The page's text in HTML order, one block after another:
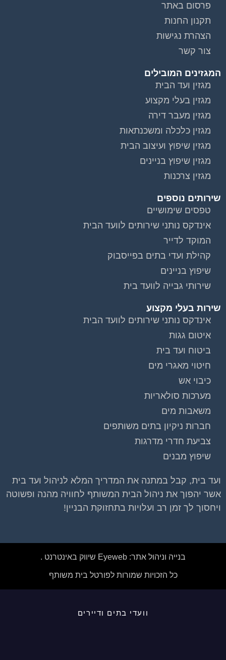
פרסום באתר
תקנון החנות
הצהרת נגישות
צור קשר
המגזינים המובילים
מגזין ועד הבית
מגזין בעלי מקצוע
מגזין מעבר דירה
מגזין כלכלה ומשכנתאות
מגזין שיפוץ ועיצוב הבית
מגזין שיפוץ בניינים
מגזין צרכנות
שירותים נוספים
טפסים שימושיים
אינדקס נותני שירותים לוועד הבית
המוקד לדייר
קהילת ועדי בתים בפייסבוק
שיפוץ בניינים
שירותי גבייה לוועד בית
שירות בעלי מקצוע
אינדקס נותני שירותים לוועד הבית
איטום גגות
ביטוח ועד בית
חיטוי מאגרי מים
כיבוי אש
מערכות סולאריות
משאבות מים
חברות ניקיון בתים משותפים
צביעת חדרי מדרגות
שיפוץ מבנים
ועד בית, קבל במתנה את המדריך המלא לניהול ועד בית
אשר יהפוך את ניהול הבית המשותף לחוויה מהנה ופשוטה
ויחסוך לך זמן רב ועלויות בתחזוקת הבניין!
בנייה וניהול אתר: Eyeweb שיווק באינטרנט .
כל הזכויות שמורות לפורטל בית משותף
וועדי בתים ודיירים